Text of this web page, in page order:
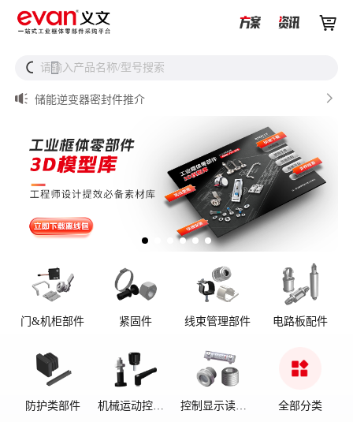

 
请输入产品名称/型号搜索
从液冷接头到松不脱螺钉，义文一站式服务器液冷零部件
解决方案
储能逆变器密封件推介 
UQD vs UQDB怎么选？数据中心液冷接头选型（含OCP标
准对比）
门&机柜部件 紧固件 线束管理部件 电路板配件
防护类部件
机械运动控制
控制显示读数
全部分类